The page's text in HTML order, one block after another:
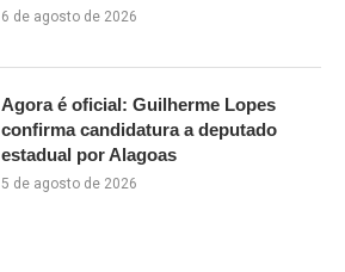
6 de agosto de 2026
Agora é oficial: Guilherme Lopes
confirma candidatura a deputado
estadual por Alagoas
5 de agosto de 2026